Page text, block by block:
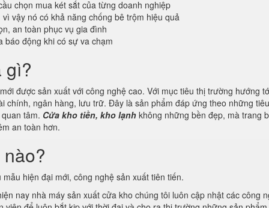
chọn mua két sắt của từng doanh nghiệp
vậy nó có khả năng chống bê trộm hiệu quả
an toàn phục vụ gia đình
động khi có sự va chạm
gì?
được sản xuất với công nghệ cao. Với mục tiêu thị trường hướng
chính, ngân hàng, lưu trữ. Đây là sản phẩm đáp ứng theo những
tâm. Cửa kho tiền, kho lạnh không những bền đẹp, mà trang
an toàn hơn.
hiện đại mới, công nghệ sản xuất tiên tiến.
nay nhà máy sản xuất cửa kho chúng tôi luôn cập nhật các công